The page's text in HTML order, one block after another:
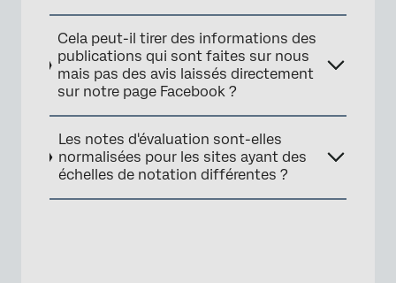
Cela peut-il tirer des informations des
publications qui sont faites sur nous
mais pas des avis laissés directement
sur notre page Facebook ?
Les notes d'évaluation sont-elles
normalisées pour les sites ayant des
échelles de notation différentes ?